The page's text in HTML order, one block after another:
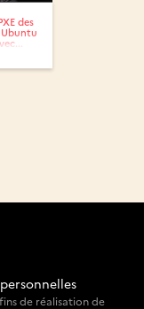
des
de réalisation de